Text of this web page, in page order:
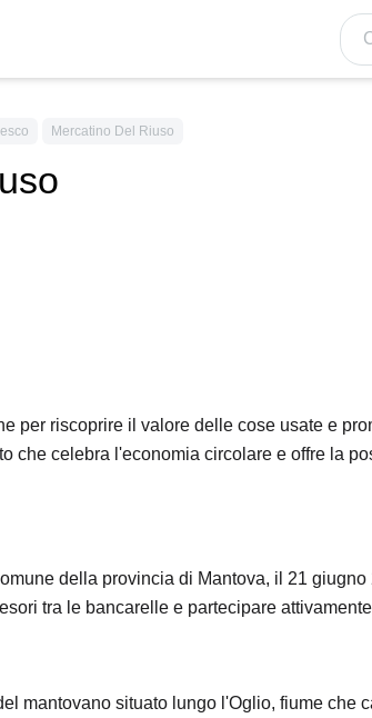
Mercatino Del Riuso
per riscoprire il valore delle cose usate e
che celebra l'economia circolare e offre la
della provincia di Mantova, il 21
tra le bancarelle e partecipare
mantovano situato lungo l'Oglio, fiume che